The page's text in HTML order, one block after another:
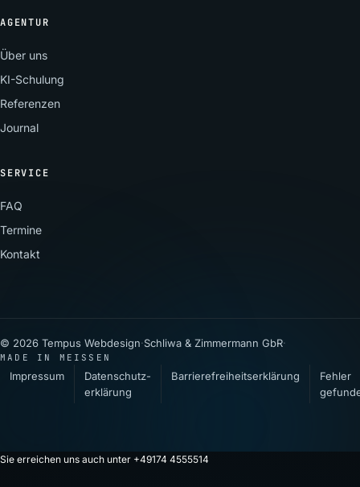
AGENTUR
Über uns
KI-Schulung
Referenzen
Journal
SERVICE
FAQ
Termine
Kontakt
© 2026 Tempus Webdesign·Schliwa & Zimmermann GbR·
MADE IN MEISSEN
Impressum
Datenschutz­
erklärung
Barrierefreiheitserklärung
Fehler
Sie erreichen uns auch unter +49174 4555514